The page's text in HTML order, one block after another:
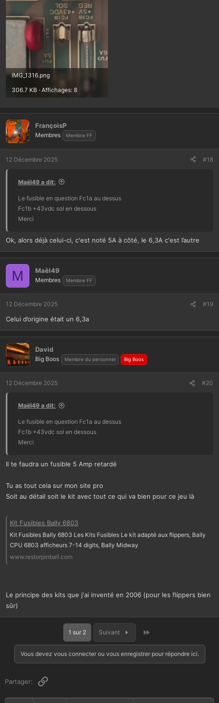
IMG_1316.png
306.7 KB · Affichages: 8
FrançoisP
Membres Membre FF
12 Décembre 2025 #18
Maël49 a dit:
Le fusible en question Fc1a au dessus
Fc1b +43vdc sol en dessous
Merci
Ok, alors déjà celui-ci, c'est noté 5A à côté, le 6,3A c'est l’autre
M Maël49
Membres Membre FF
12 Décembre 2025 #19
Celui d’origine était un 6,3a
David
Big Boos Membre du personnel Big Boos
12 Décembre 2025 #20
Maël49 a dit:
Le fusible en question Fc1a au dessus
Fc1b +43vdc sol en dessous
Merci
Il te faudra un fusible 5 Amp retardé
Tu as tout cela sur mon site pro
Soit au détail soit le kit avec tout ce qui va bien pour ce jeu là
Kit Fusibles Bally 6803
Kit Fusibles Bally 6803 Les Kits Fusibles Le kit adapté aux flippers, Bally
CPU 6803 afficheurs 7-14 digits, Bally Midway
www.restorpinball.com
Le principe des kits que j'ai inventé en 2006 (pour les flippers bien
sûr)
1 sur 2 Suivant
Vous devez vous connecter ou vous enregistrer pour répondre ici.
Partager: Lien